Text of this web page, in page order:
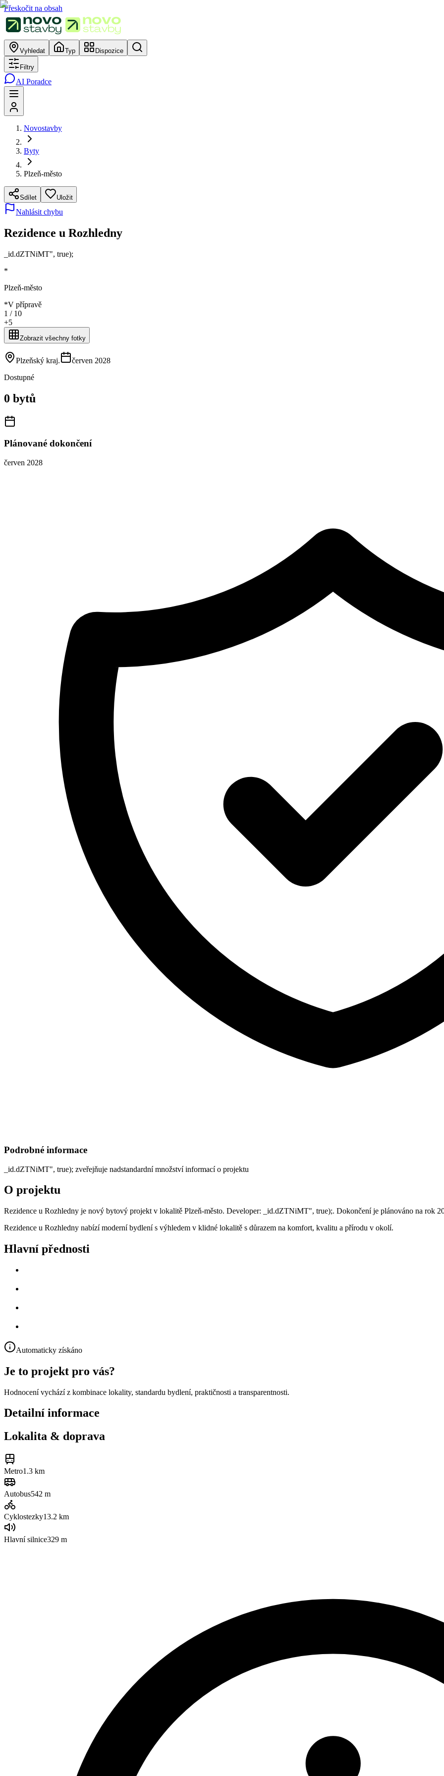
Přeskočit na obsah
Vyhledat Typ Dispozice
Filtry
AI Poradce
Novostavby
Byty
Plzeň-město
Sdílet Uložit
Nahlásit chybu
Rezidence u Rozhledny
_id.dZTNiMT", true);
*
Plzeň-město
*V přípravě
1 / 10
+5
Zobrazit všechny fotky
Plzeňský kraj.
červen 2028
Dostupné
0 bytů
Plánované dokončení
červen 2028
Podrobné informace
_id.dZTNiMT", true); zveřejňuje nadstandardní množství informací o projektu
O projektu
Rezidence u Rozhledny je nový bytový projekt v lokalitě Plzeň-město. Developer: _id.dZTNiMT", true);. Dokončení je plánováno na rok
Rezidence u Rozhledny nabízí moderní bydlení s výhledem v klidné lokalitě s důrazem na komfort, kvalitu a přírodu v okolí.
Hlavní přednosti
Automaticky získáno
Je to projekt pro vás?
Hodnocení vychází z kombinace lokality, standardu bydlení, praktičnosti a transparentnosti.
Detailní informace
Lokalita & doprava
Metro1.3 km
Autobus542 m
Cyklostezky13.2 km
Hlavní silnice329 m